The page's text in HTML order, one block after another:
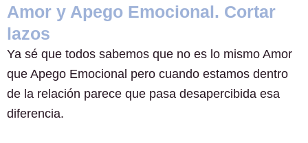
Amor y Apego Emocional. Cortar
lazos
Ya sé que todos sabemos que no es lo mismo Amor
que Apego Emocional pero cuando estamos dentro
de la relación parece que pasa desapercibida esa
diferencia.